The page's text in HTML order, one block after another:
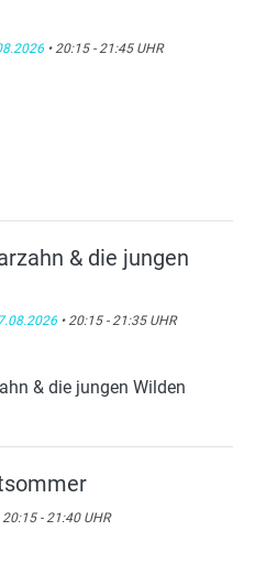
• 20:15 - 21:45 UHR
& die jungen
• 20:15 - 21:35 UHR
& die jungen Wilden
20:15 - 21:40 UHR